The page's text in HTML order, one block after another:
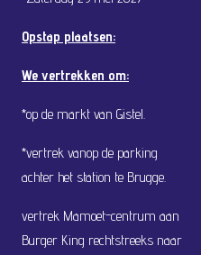
Opstap plaatsen:
We vertrekken om:
*op de markt van Gistel.
*vertrek vanop de parking
achter het station te Brugge.
vertrek Mamoet-centrum aan
Burger King rechtstreeks naar